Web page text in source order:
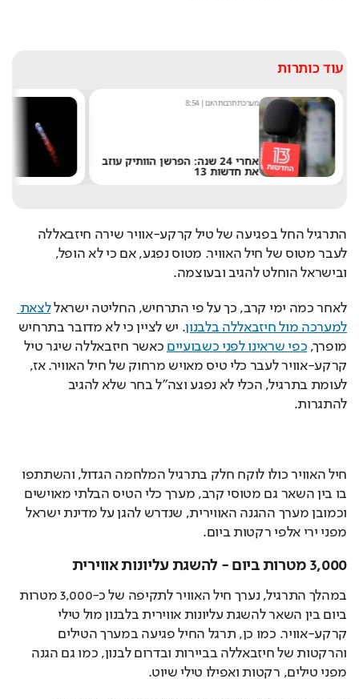
עוד כותרות
מערכת תרבות היום|
8:54
אחרי 24 שנה: הפרשן הוותיק עוזב
את חדשות 13
התרגיל החל בפגיעה של טיל קרקע-אוויר שירה חיזבאללה
לעבר מטוס של חיל האוויר. מטוס נפגע, אם כי לא הופל,
ובישראל הוחלט להגיב ובעוצמה.
לאחר כמה ימי קרב, כך על פי התרחיש, החליטה ישראל
לצאת
למערכה מול חיזבאללה בלבנון
. יש לציין כי לא מדובר בתרחיש
מופרך, כפי שראינו לפני כשבועיים
כאשר חיזבאללה שיגר טיל
קרקע-אוויר לעבר כלי טיס מאויש מרחוק של חיל האוויר. אז,
לעומת בתרגיל, הכלי לא נפגע וצה"ל בחר שלא להגיב
להתגרות.
חיל האוויר כולו לוקח חלק בתרגיל המלחמה הגדול, והשתתפו
בו בין השאר גם מטוסי קרב, מערך כלי הטיס הבלתי מאוישים
וכמובן מערך ההגנה האווירית, שנדרש להגן על מדינת ישראל
מפני ירי אלפי רקטות ביום.
3,000 מטרות ביום - להשגת עליונות אווירית
במהלך התרגיל, נערך חיל האוויר לתקיפה של כ-3,000 מטרות
ביום בין השאר להשגת עליונות אווירית בלבנון מול טילי
קרקע-אוויר. כמו כן, תרגל החיל פגיעה במערך הטילים
והרקטות של חיזבאללה בביירות ובדרום לבנון, כמו גם הגנה
מפני טילים, רקטות ואפילו טילי שיוט.